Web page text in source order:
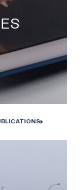
et Isabelle Hayeur.